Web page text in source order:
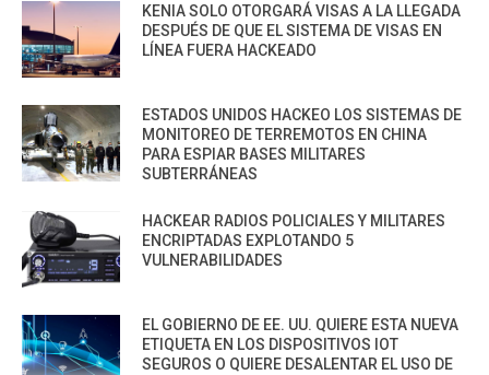
KENIA SOLO OTORGARÁ VISAS A LA LLEGADA
DESPUÉS DE QUE EL SISTEMA DE VISAS EN
LÍNEA FUERA HACKEADO
ESTADOS UNIDOS HACKEO LOS SISTEMAS DE
MONITOREO DE TERREMOTOS EN CHINA
PARA ESPIAR BASES MILITARES
SUBTERRÁNEAS
HACKEAR RADIOS POLICIALES Y MILITARES
ENCRIPTADAS EXPLOTANDO 5
VULNERABILIDADES
EL GOBIERNO DE EE. UU. QUIERE ESTA NUEVA
ETIQUETA EN LOS DISPOSITIVOS IOT
SEGUROS O QUIERE DESALENTAR EL USO DE